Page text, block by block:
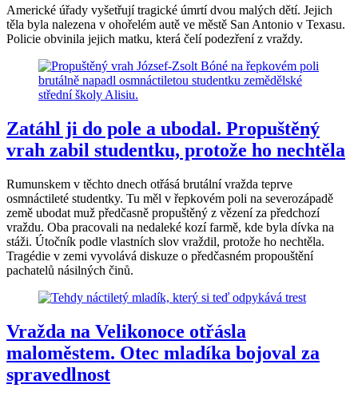
Americké úřady vyšetřují tragické úmrtí dvou malých dětí. Jejich
těla byla nalezena v ohořelém autě ve městě San Antonio v Texasu.
Policie obvinila jejich matku, která čelí podezření z vraždy.
Zatáhl ji do pole a ubodal. Propuštěný
vrah zabil studentku, protože ho nechtěla
Rumunskem v těchto dnech otřásá brutální vražda teprve
osmnáctileté studentky. Tu měl v řepkovém poli na severozápadě
země ubodat muž předčasně propuštěný z vězení za předchozí
vraždu. Oba pracovali na nedaleké kozí farmě, kde byla dívka na
stáži. Útočník podle vlastních slov vraždil, protože ho nechtěla.
Tragédie v zemi vyvolává diskuze o předčasném propouštění
pachatelů násilných činů.
Vražda na Velikonoce otřásla
maloměstem. Otec mladíka bojoval za
spravedlnost